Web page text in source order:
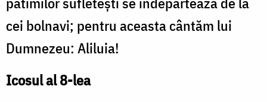
cei bolnavi; pentru aceasta cântăm lui
Dumnezeu: Aliluia!
Icosul al 8-lea